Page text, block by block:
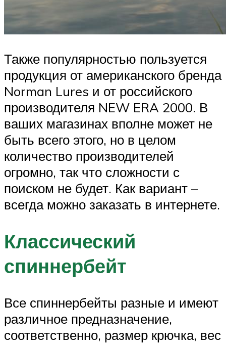
Также популярностью пользуется
продукция от американского бренда
Norman Lures и от российского
производителя NEW ERA 2000. В
ваших магазинах вполне может не
быть всего этого, но в целом
количество производителей
огромно, так что сложности с
поиском не будет. Как вариант –
всегда можно заказать в интернете.
Классический
спиннербейт
Все спиннербейты разные и имеют
различное предназначение,
соответственно, размер крючка, вес